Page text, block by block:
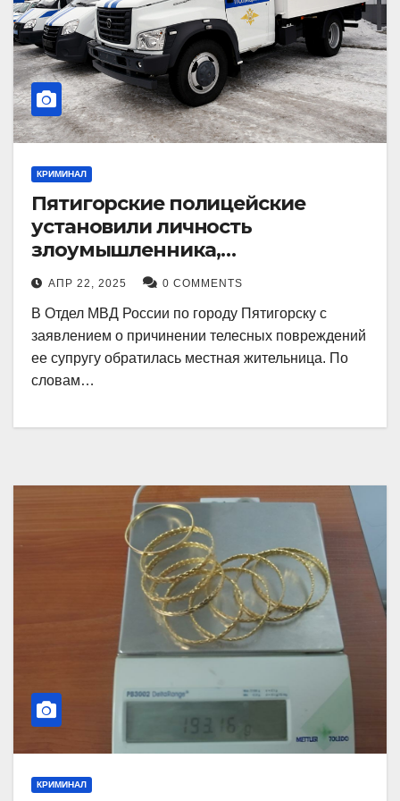
КРИМИНАЛ
Пятигорские полицейские
установили личность
злоумышленника,
причинившего телесные
повреждения местному жителю
АПР 22, 2025 0 COMMENTS
В Отдел МВД России по городу Пятигорску с
заявлением о причинении телесных повреждений
ее супругу обратилась местная жительница. По
словам…
КРИМИНАЛ